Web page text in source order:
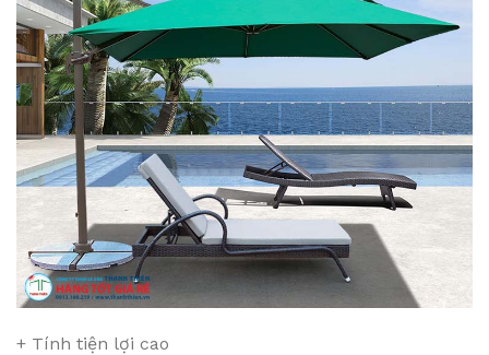
+ Tính tiện lợi cao